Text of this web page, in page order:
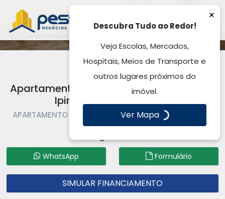
Apartamento à Venda, 140,00m², Parque
Ipiranga - Gravataí, RS
APARTAMENTO À VENDA | APARTAMENTO | GRAVATAÍ |
PARQUE IPIRANGA
WhatsApp Formulário
SIMULAR FINANCIAMENTO
×
Descubra Tudo ao Redor!
Veja Escolas, Mercados,
Hospitais, Meios de Transporte e
outros lugares próximos do
imóvel.
Ver Mapa